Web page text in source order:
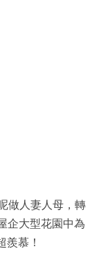
做人妻人母，轉
企大型花園中為
羨慕！